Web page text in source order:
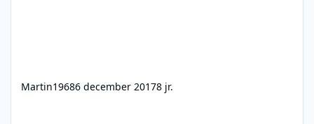
Martin19686 december 20178 jr.